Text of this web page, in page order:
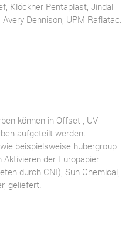
Klöckner Pentaplast, Jindal
Dennison, UPM Raflatac.
können in Offset-, UV-
aufgeteilt werden.
beispielsweise hubergroup
der Europapier
durch CNI), Sun Chemical,
geliefert.